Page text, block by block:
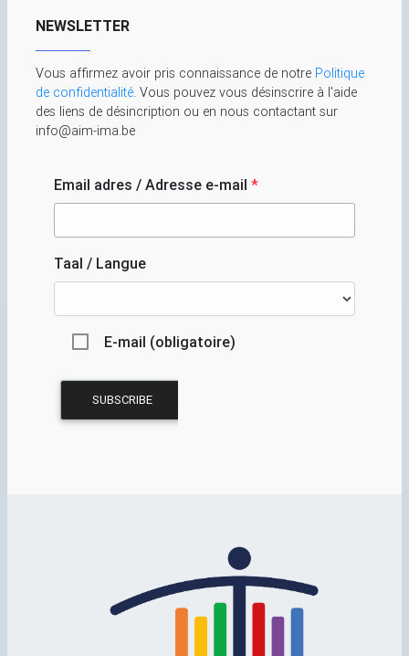
NEWSLETTER
Vous affirmez avoir pris connaissance de notre Politique
de confidentialité. Vous pouvez vous désinscrire à l'aide
des liens de désincription ou en nous contactant sur
info@aim-ima.be
Email adres / Adresse e-mail *
Taal / Langue
E-mail (obligatoire)